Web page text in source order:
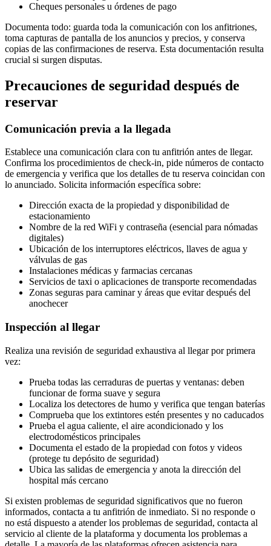
Cheques personales u órdenes de pago
Documenta todo: guarda toda la comunicación con los anfitriones,
toma capturas de pantalla de los anuncios y precios, y conserva
copias de las confirmaciones de reserva. Esta documentación resulta
crucial si surgen disputas.
Precauciones de seguridad después de
reservar
Comunicación previa a la llegada
Establece una comunicación clara con tu anfitrión antes de llegar.
Confirma los procedimientos de check-in, pide números de contacto
de emergencia y verifica que los detalles de tu reserva coincidan con
lo anunciado. Solicita información específica sobre:
Dirección exacta de la propiedad y disponibilidad de
estacionamiento
Nombre de la red WiFi y contraseña (esencial para nómadas
digitales)
Ubicación de los interruptores eléctricos, llaves de agua y
válvulas de gas
Instalaciones médicas y farmacias cercanas
Servicios de taxi o aplicaciones de transporte recomendadas
Zonas seguras para caminar y áreas que evitar después del
anochecer
Inspección al llegar
Realiza una revisión de seguridad exhaustiva al llegar por primera
vez:
Prueba todas las cerraduras de puertas y ventanas: deben
funcionar de forma suave y segura
Localiza los detectores de humo y verifica que tengan baterías
Comprueba que los extintores estén presentes y no caducados
Prueba el agua caliente, el aire acondicionado y los
electrodomésticos principales
Documenta el estado de la propiedad con fotos y videos
(protege tu depósito de seguridad)
Ubica las salidas de emergencia y anota la dirección del
hospital más cercano
Si existen problemas de seguridad significativos que no fueron
informados, contacta a tu anfitrión de inmediato. Si no responde o
no está dispuesto a atender los problemas de seguridad, contacta al
servicio al cliente de la plataforma y documenta los problemas a